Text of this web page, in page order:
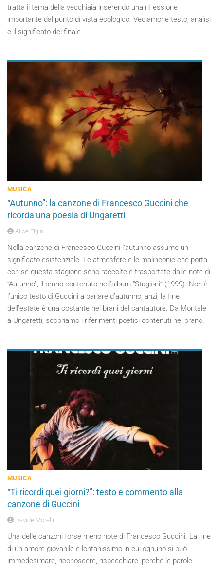
tratta il tema della vecchiaia inserendo una riflessione
importante dal punto di vista ecologico. Vediamone testo, analisi
e il significato del finale.
MUSICA
“Autunno”: la canzone di Francesco Guccini che
ricorda una poesia di Ungaretti
Alice Figini
Nella canzone di Francesco Guccini l’autunno assume un
significato esistenziale. Le atmosfere e le malinconie che porta
con sé questa stagione sono raccolte e trasportate dalle note di
“Autunno”, il brano contenuto nell’album “Stagioni” (1999). Non è
l’unico testo di Guccini a parlare d’autunno, anzi, la fine
dell’estate è una costante nei brani del cantautore. Da Montale
a Ungaretti, scopriamo i riferimenti poetici contenuti nel brano.
MUSICA
“Ti ricordi quei giorni?”: testo e commento alla
canzone di Guccini
Davide Morelli
Una delle canzoni forse meno note di Francesco Guccini. La fine
di un amore giovanile e lontanissimo in cui ognuno si può
immedesimare, riconoscere, rispecchiare, perché le parole